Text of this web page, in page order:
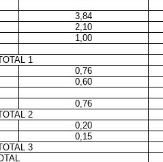
3,84
2,10
1,00
1
0,76
0,60
0,76
2
0,20
0,15
3